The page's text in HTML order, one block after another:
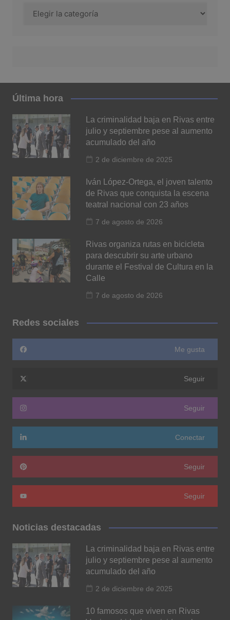
Última hora
La criminalidad baja en Rivas entre
julio y septiembre pese al aumento
acumulado del año
2 de diciembre de 2025
Iván López-Ortega, el joven talento
de Rivas que conquista la escena
teatral nacional con 23 años
7 de agosto de 2026
Rivas organiza rutas en bicicleta
para descubrir su arte urbano
durante el Festival de Cultura en la
Calle
7 de agosto de 2026
Redes sociales
Me gusta
Seguir
Seguir
Conectar
Seguir
Seguir
Noticias destacadas
La criminalidad baja en Rivas entre
julio y septiembre pese al aumento
acumulado del año
2 de diciembre de 2025
10 famosos que viven en Rivas